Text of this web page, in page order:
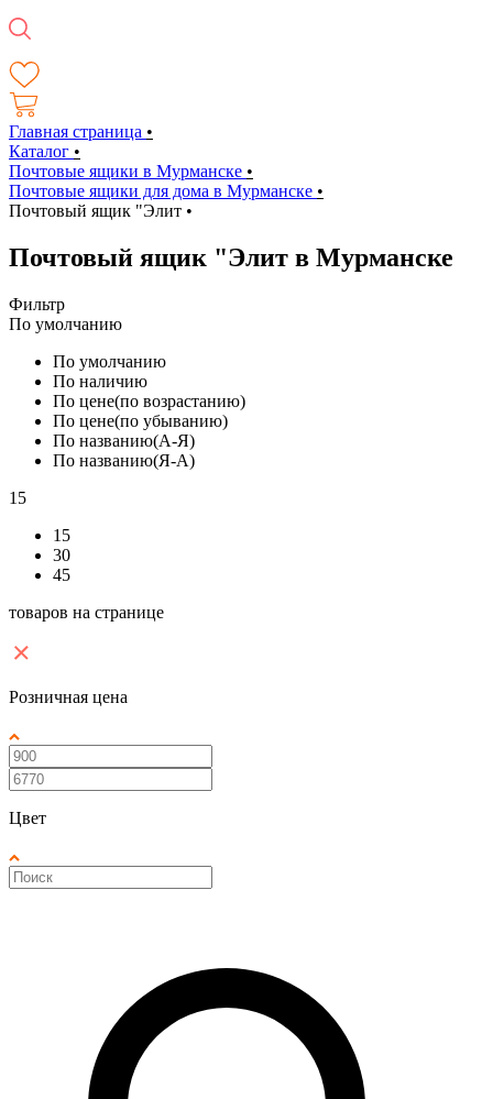
Главная страница •
Каталог •
Почтовые ящики в Мурманске •
Почтовые ящики для дома в Мурманске •
Почтовый ящик "Элит •
Почтовый ящик "Элит в Мурманске
Фильтр
По умолчанию
По умолчанию
По наличию
По цене(по возрастанию)
По цене(по убыванию)
По названию(А-Я)
По названию(Я-А)
15
15
30
45
товаров на странице
Розничная цена
Цвет